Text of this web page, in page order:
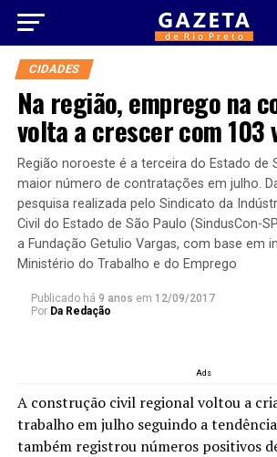
CIDADES
Na região, emprego na
volta a crescer com 103
Região noroeste é a terceira do Estado de
maior número de contratações em julho.
pesquisa realizada pelo Sindicato da
Civil do Estado de São Paulo (SindusCon-
a Fundação Getulio Vargas, com base em
Ministério do Trabalho e do Emprego
Publicado há 9 anos em 12/09/2017
Por Da Redação
Ads
A construção civil regional voltou a
trabalho em julho seguindo a
também registrou números positivos